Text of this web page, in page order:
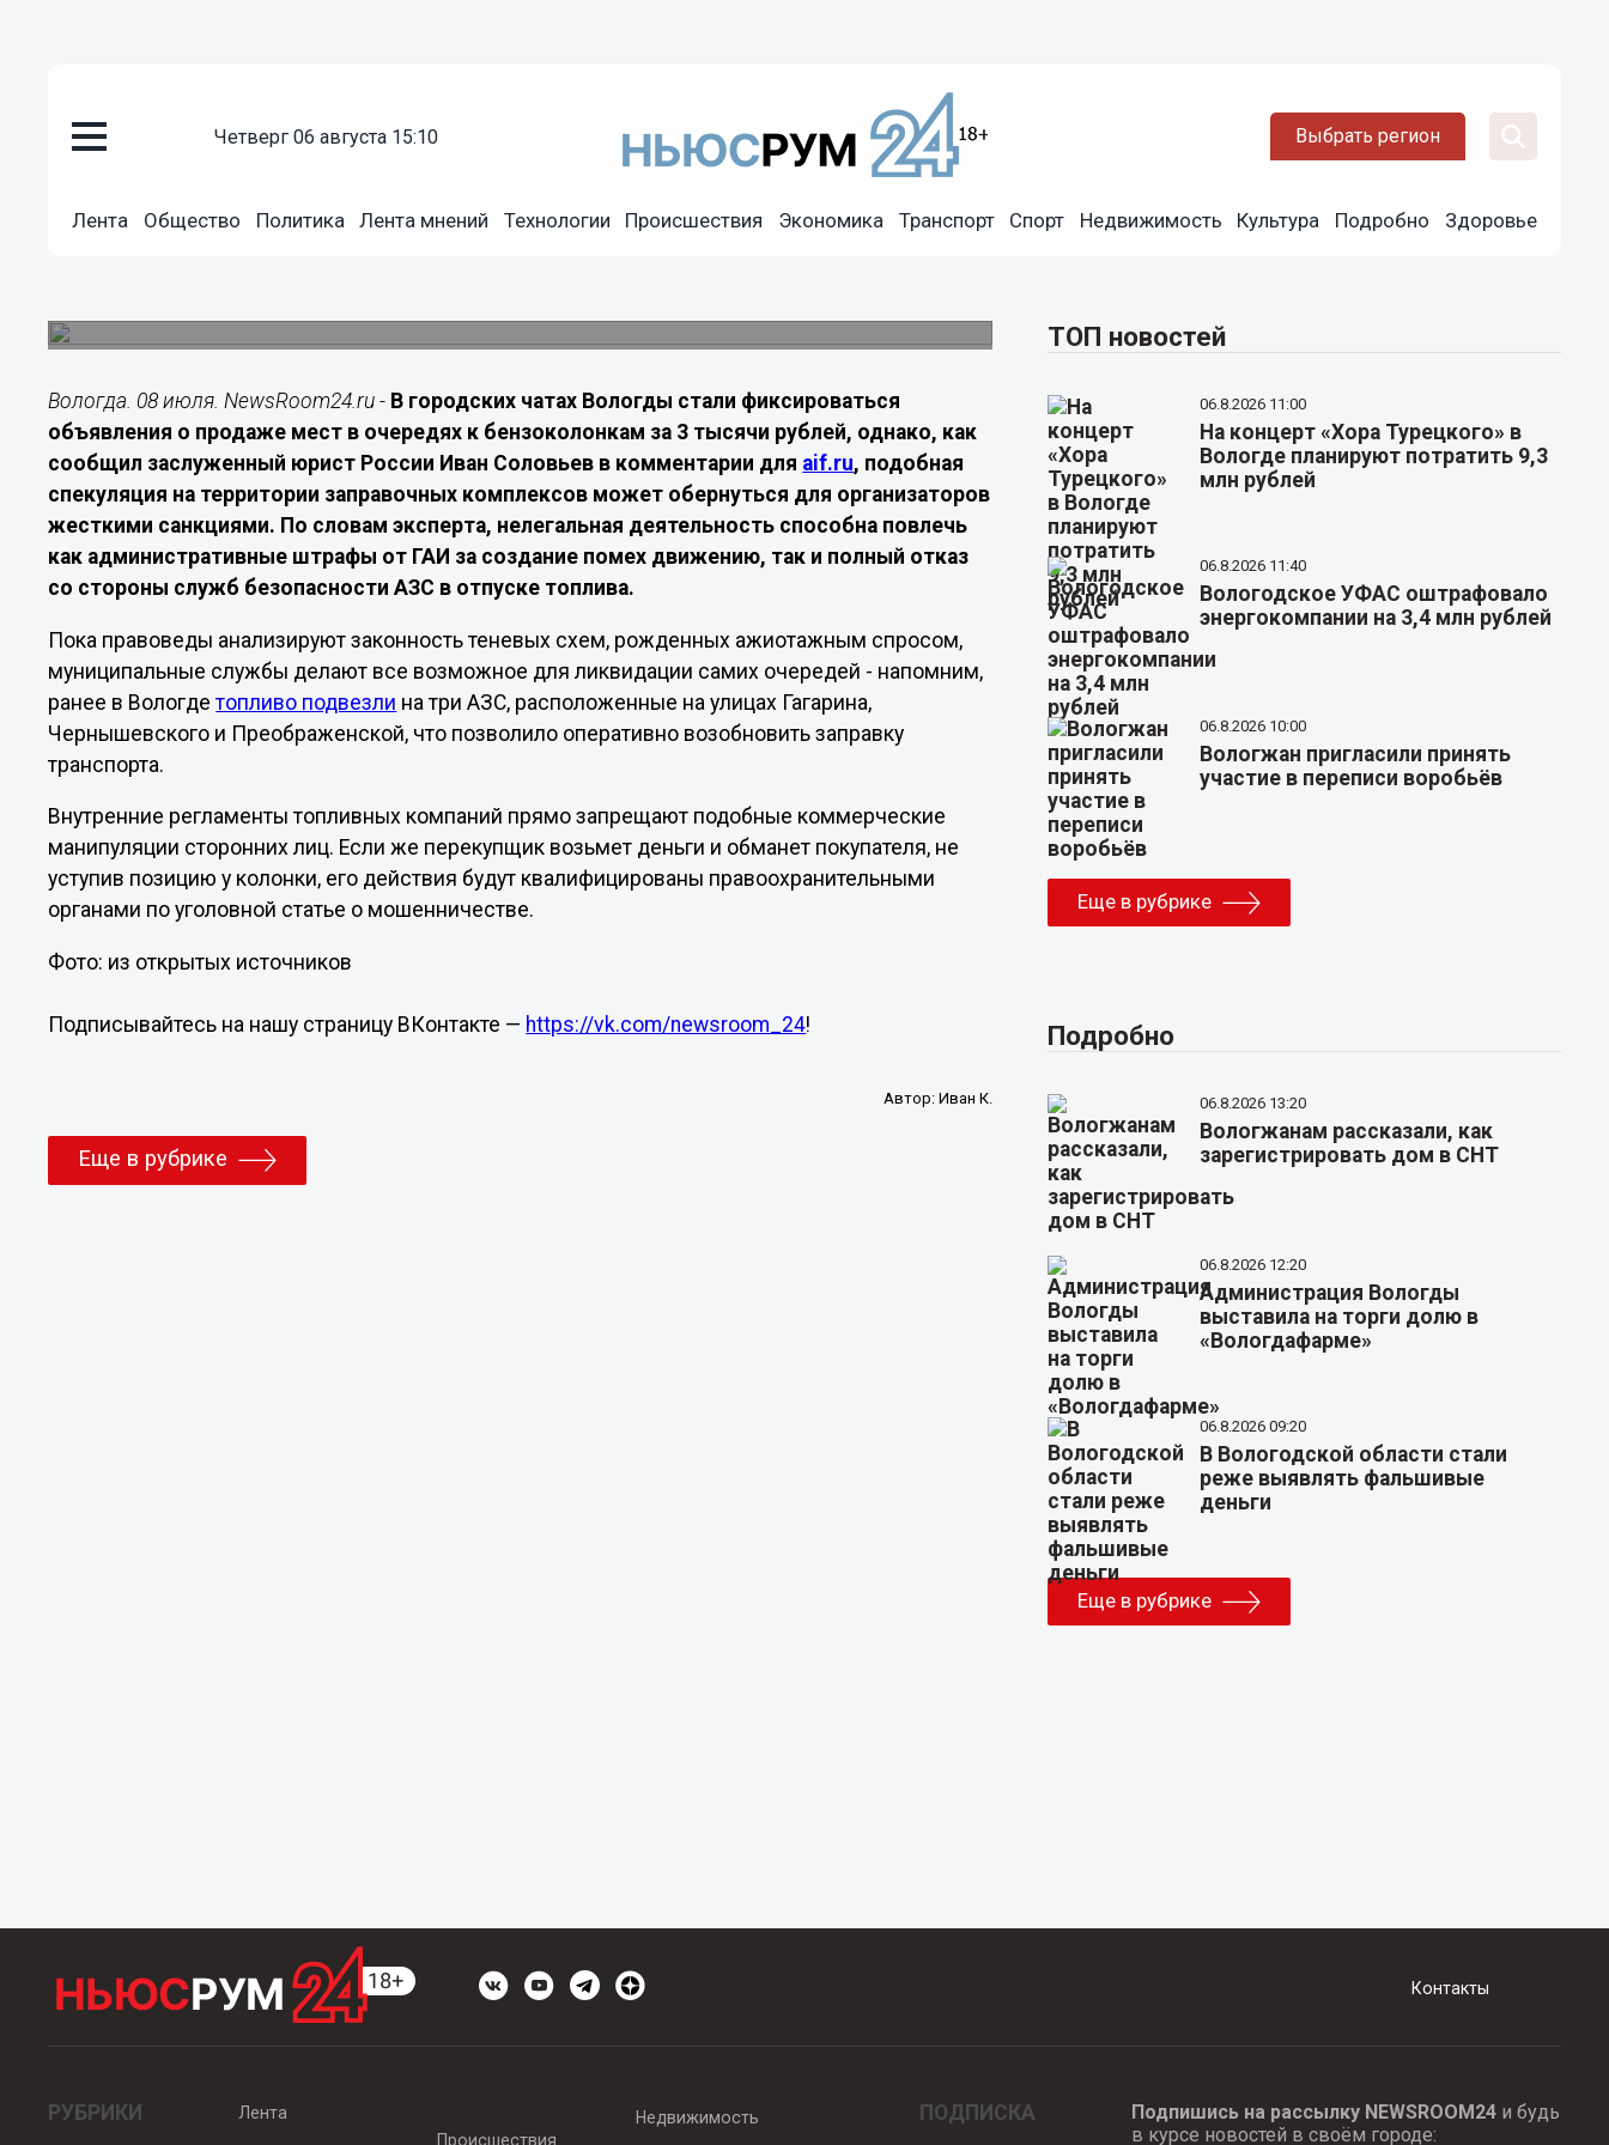
четверг 06 августа 15:10 Выбрать регион
Лента Общество Политика Лента мнений Технологии Происшествия Экономика Транспорт Спорт Недвижимость Культура Подробно Здоровье
В Вологде перекупщикам мест в очередях на АЗС
Вологда. 08 июля. NewsRoom24.ru - В городских чатах Вологды стали фиксироваться
объявления о продаже мест в очередях к бензоколонкам за 3 тысячи рублей, однако, как
сообщил заслуженный юрист России Иван Соловьев в комментарии для aif.ru, подобная
спекуляция на территории заправочных комплексов может обернуться для организаторов
жесткими санкциями. По словам эксперта, нелегальная деятельность способна повлечь
как административные штрафы от ГАИ за создание помех движению, так и полный отказ
со стороны служб безопасности АЗС в отпуске топлива.
Пока правоведы анализируют законность теневых схем, рожденных ажиотажным спросом,
муниципальные службы делают все возможное для ликвидации самих очередей - напомним,
ранее в Вологдетопливо подвезли на три АЗС, расположенные на улицах Гагарина,
Чернышевского и Преображенской, что позволило оперативно возобновить заправку
транспорта.
Внутренние регламенты топливных компаний прямо запрещают подобные коммерческие
манипуляции сторонних лиц. Если же перекупщик возьмет деньги и обманет покупателя, не
уступив позицию у колонки, его действия будут квалифицированы правоохранительными
органами по уголовной статье о мошенничестве.
Фото: из открытых источников
Подписывайтесь на нашу страницу ВКонтакте — https://vk.com/newsroom_24!
Автор: Иван К.
Еще в рубрике
ТОП новостей
06.8.2026 11:00
На концерт «Хора Турецкого» в
Вологде планируют потратить 9,3
млн рублей
06.8.2026 11:40
Вологодское УФАС оштрафовало
энергокомпании на 3,4 млн рублей
06.8.2026 10:00
Вологжан пригласили принять
участие в переписи воробьёв
Еще в рубрике
Подробно
06.8.2026 13:20
Вологжанам рассказали, как
зарегистрировать дом в СНТ
06.8.2026 12:20
Администрация Вологды
выставила на торги долю в
«Вологдафарме»
06.8.2026 09:20
В Вологодской области стали
реже выявлять фальшивые
деньги
Еще в рубрике
Контакты
РУБРИКИ
Лента
Происшествия
Недвижимость ПОДПИСКА Подпишись на рассылку NEWSROOM24и будь
в курсе новостей в своём городе: